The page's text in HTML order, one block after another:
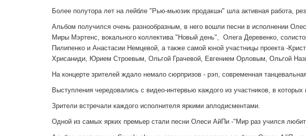
Более полутора лет на лейбле "Рью-мьюзик продакшн" шла активная работа,
Альбом получился очень разнообразным, в него вошли песни в исполнении
Миры Мэртенс, вокального коллектива "Новый день", Олега Деревенко,
Пилипенко и Анастасии Немцевой, а также самой юной участницы проекта -
Хрисаниди, Юрием Строевым, Ольгой Грачевой, Евгением Орловым, Ольгой
На концерте зрителей ждало немало сюрпризов - рэп, современная
Выступления чередовались с видео-интервью каждого из участников, в
Зрители встречали каждого исполнителя яркими аплодисментами.
Одной из самых ярких премьер стали песни Олеси АйПи -"Мир раз учился